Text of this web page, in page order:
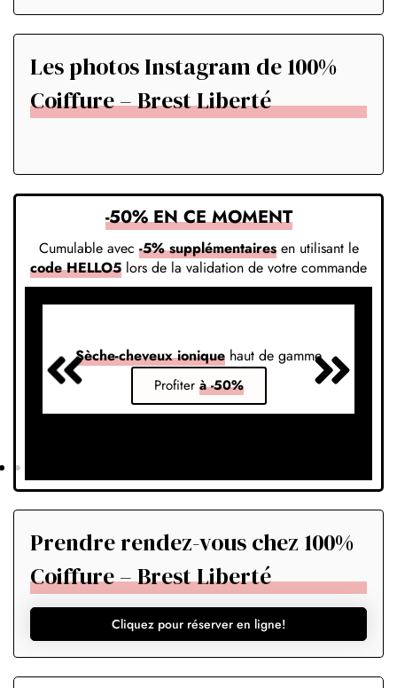
Les photos Instagram de 100%
Coiffure – Brest Liberté
-50% EN CE MOMENT
Cumulable avec -5% supplémentairesen utilisant le
code HELLO5 lors de la validation de votre commande
Sèche-cheveux ionique haut de gamme
Profiter à -50%
Prendre rendez-vous chez 100%
Coiffure – Brest Liberté
Cliquez pour réserver en ligne!